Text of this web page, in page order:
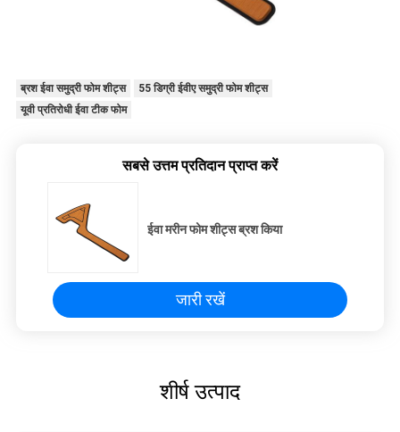
ब्रश ईवा समुद्री फोम शीट्स
55 डिग्री ईवीए समुद्री फोम शीट्स
यूवी प्रतिरोधी ईवा टीक फोम
सबसे उत्तम प्रतिदान प्राप्त करें
ईवा मरीन फोम शीट्स ब्रश किया
जारी रखें
शीर्ष उत्पाद